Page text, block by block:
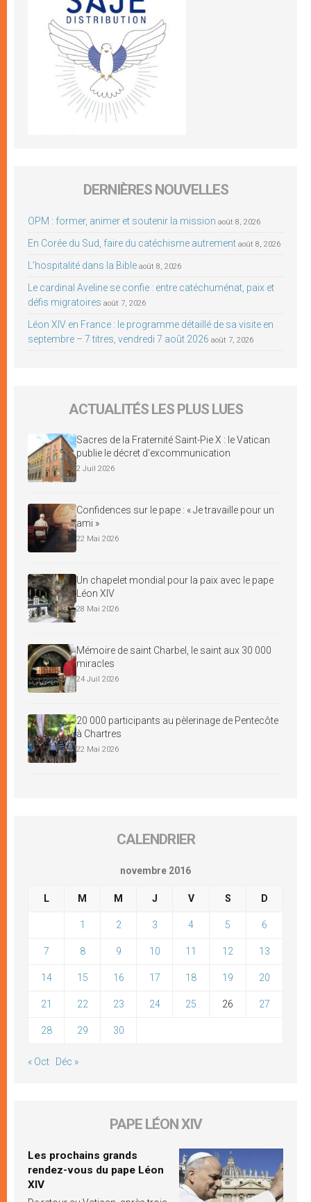
DERNIÈRES NOUVELLES
OPM : former, animer et soutenir la mission août 8, 2026
En Corée du Sud, faire du catéchisme autrement août 8, 2026
L’hospitalité dans la Bible août 8, 2026
Le cardinal Aveline se confie : entre catéchuménat, paix et
défis migratoires août 7, 2026
Léon XIV en France : le programme détaillé de sa visite en
septembre – 7 titres, vendredi 7 août 2026 août 7, 2026
ACTUALITÉS LES PLUS LUES
Sacres de la Fraternité Saint-Pie X : le Vatican
publie le décret d’excommunication
2 Juil 2026
Confidences sur le pape : « Je travaille pour un
ami »
22 Mai 2026
Un chapelet mondial pour la paix avec le pape
Léon XIV
28 Mai 2026
Mémoire de saint Charbel, le saint aux 30 000
miracles
24 Juil 2026
20 000 participants au pèlerinage de Pentecôte
à Chartres
22 Mai 2026
CALENDRIER
novembre 2016
L M M J V S D
1 2 3 4 5 6
7 8 9 10 11 12 13
14 15 16 17 18 19 20
21 22 23 24 25 26 27
28 29 30
« Oct Déc »
PAPE LÉON XIV
Les prochains grands
rendez-vous du pape Léon
XIV